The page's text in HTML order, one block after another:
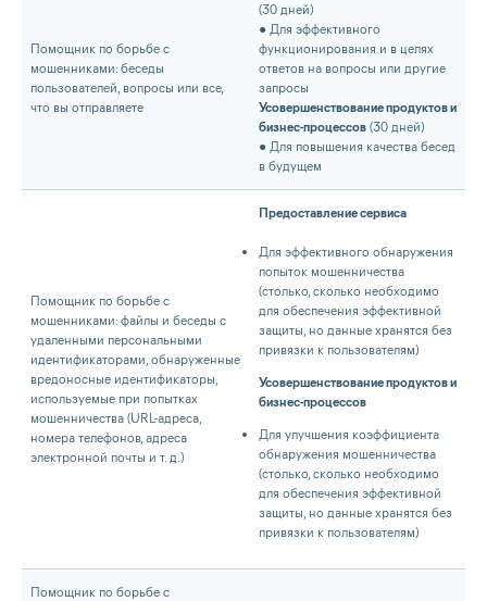
Помощник по борьбе с
мошенниками: беседы
пользователей, вопросы или все,
что вы отправляете
(30 дней)
● Для эффективного
функционирования и в целях
ответов на вопросы или другие
запросы
Усовершенствование продуктов и
бизнес-процессов (30 дней)
● Для повышения качества бесед
в будущем
Помощник по борьбе с
мошенниками: файлы и беседы с
удаленными персональными
идентификаторами, обнаруженные
вредоносные идентификаторы,
используемые при попытках
мошенничества (URL-адреса,
номера телефонов, адреса
электронной почты и т. д.)
Предоставление сервиса
Для эффективного обнаружения
попыток мошенничества
(столько, сколько необходимо
для обеспечения эффективной
защиты, но данные хранятся без
привязки к пользователям)
Усовершенствование продуктов и
бизнес-процессов
Для улучшения коэффициента
обнаружения мошенничества
(столько, сколько необходимо
для обеспечения эффективной
защиты, но данные хранятся без
привязки к пользователям)
Помощник по борьбе с